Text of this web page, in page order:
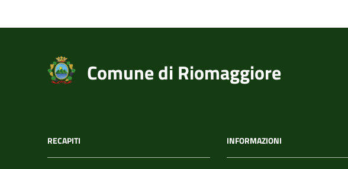
Comune di Riomaggiore
RECAPITI INFORMAZIONI